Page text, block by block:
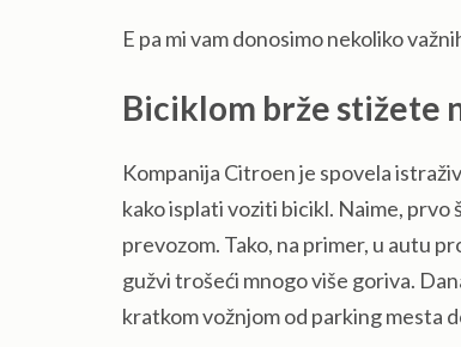
E pa mi vam donosimo nekoliko
Biciklom brže stižete
Kompanija Citroen je spovela
kako isplati voziti bicikl. Naime,
prevozom. Tako, na primer, u autu
gužvi trošeći mnogo više goriva.
kratkom vožnjom od parking mesta